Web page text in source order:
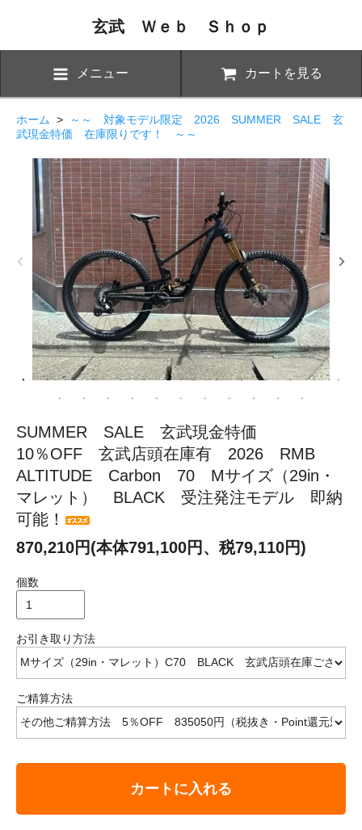
玄武 Ｗｅｂ Ｓｈｏｐ
メニュー カートを見る
ホーム >
～～ 対象モデル限定 2026 SUMMER SALE 玄
武現金特価 在庫限りです！ ～～
SUMMER SALE 玄武現金特価
10％OFF 玄武店頭在庫有 2026 RMB
ALTITUDE Carbon 70 Mサイズ（29in・
マレット） BLACK 受注発注モデル 即納
可能！
870,210円(本体791,100円、税79,110円)
個数
お引き取り方法
ご精算方法
カートに入れる